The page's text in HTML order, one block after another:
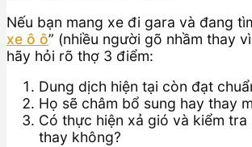
Nếu bạn mang xe đi gara và đang
xe ô ô” (nhiều người gõ nhầm thay
hãy hỏi rõ thợ 3 điểm:
Dung dịch hiện tại còn đạt
Họ sẽ châm bổ sung hay thay
Có thực hiện xả gió và kiểm tra
thay không?